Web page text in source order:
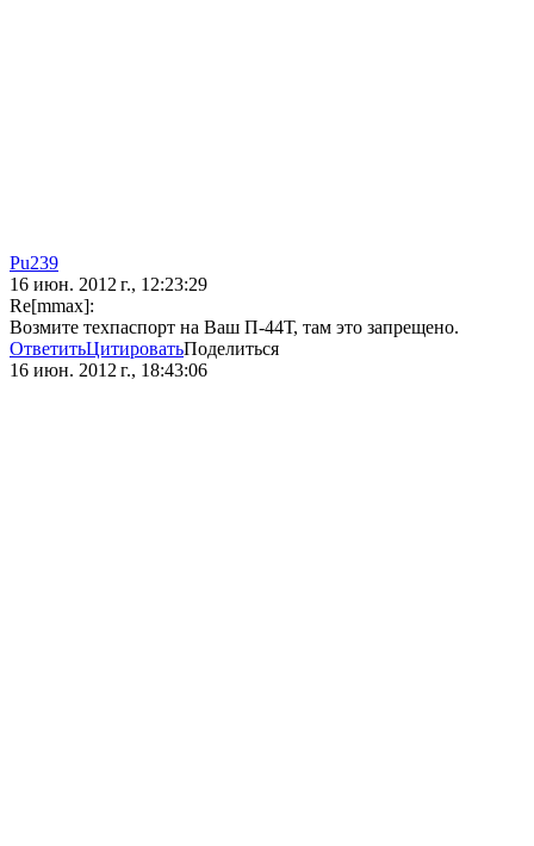
Pu239
16 июн. 2012 г., 12:23:29
Re[mmax]:
Возмите техпаспорт на Ваш П-44Т, там это запрещено.
ОтветитьЦитироватьПоделиться
16 июн. 2012 г., 18:43:06